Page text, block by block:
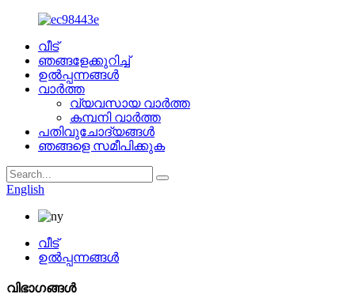
വീട്
ഞങ്ങളേക്കുറിച്ച്
ഉൽപ്പന്നങ്ങൾ
വാർത്ത
വ്യവസായ വാർത്ത
കമ്പനി വാർത്ത
പതിവുചോദ്യങ്ങൾ
ഞങ്ങളെ സമീപിക്കുക
English
വീട്
ഉൽപ്പന്നങ്ങൾ
വിഭാഗങ്ങൾ